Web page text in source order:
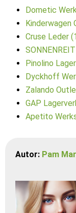
Dometic
Kinderwagen
Cruse Leder
Pinolino
Dyckhoff
Zalando
GAP
Apetito
Autor: Pam